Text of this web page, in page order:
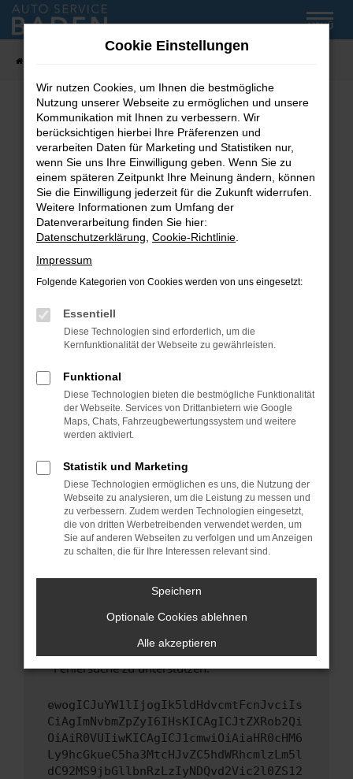
Zum
Hauptinhalt
MENÜ
Fehler: Network Error
Beim Laden ist ein Fehler aufgetreten.
Hier sind ein paar Tipps, die dir helfen können:
Überprüfe deine Firewall und deine
Internetverbindung.
Laden andere Webseiten, zum Beispiel deine
Suchmaschine?
Prüfe deine Browsererweiterungen.
können das Laden bestimmter Seiten
verhindern. Funktioniert die Seite in einem
Fenster?
Starte dein Gerät neu.
Das kann manchmal helfen, vorübergehende
Probleme zu beheben.
Betriebssystem auf dem neuesten Stand
sind.
Veraltete Software birgt nicht nur ein
Sicherheitsrisiko, sondern kann auch dazu
führen, dass bestimmte Funktionen nicht mehr
unterstützt werden.
Wende dich an den Webseitenbetreiber.
Wenn du alle oben genannten Schritte versucht
hast, kontaktiere uns bitte. Wir werden
uns diesen Text schicken, um uns bei der
Fehlersuche zu unterstützen:
ewogICJuYW1lIjogIk5ldHdvcmtFcnJvciIs
CiAgImNvbmZpZyI6IHsKICAgICJtZXRob2Qi
OiAiR0VUIiwKICAgICJ1cmwiOiAiaHR0cHM6
Ly9hcGkueC5ha3MtcHJvZC5hdWRhcmlzLm5l
dC92MS9jbGllbnRzLzIyNDQvd2Vic2l0ZS12
Cookie Einstellungen
Wir nutzen Cookies, um Ihnen die bestmögliche
Nutzung unserer Webseite zu ermöglichen und unsere
Kommunikation mit Ihnen zu verbessern. Wir
berücksichtigen hierbei Ihre Präferenzen und
verarbeiten Daten für Marketing und Statistiken nur,
wenn Sie uns Ihre Einwilligung geben. Wenn Sie zu
einem späteren Zeitpunkt Ihre Meinung ändern, können
Sie die Einwilligung jederzeit für die Zukunft widerrufen.
Weitere Informationen zum Umfang der
Datenverarbeitung finden Sie hier:
Datenschutzerklärung Cookie-Richtlinie
Impressum
Folgende Kategorien von Cookies werden von uns eingesetzt:
Essentiell
Diese Technologien sind erforderlich, um die
Kernfunktionalität der Webseite zu gewährleisten.
Funktional
Diese Technologien bieten die bestmögliche Funktionalität
der Webseite. Services von Drittanbietern wie Google
Maps, Chats, Fahrzeugbewertungssystem und weitere
werden aktiviert.
Statistik und Marketing
Diese Technologien ermöglichen es uns, die Nutzung der
Webseite zu analysieren, um die Leistung zu messen und
zu verbessern. Zudem werden Technologien eingesetzt,
die von dritten Werbetreibenden verwendet werden, um
Sie auf anderen Webseiten zu verfolgen und um Anzeigen
zu schalten, die für Ihre Interessen relevant sind.
Speichern
Optionale Cookies ablehnen
Alle akzeptieren